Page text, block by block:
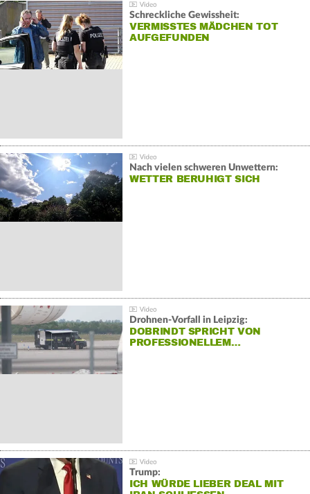
Schreckliche Gewissheit:
VERMISSTES MÄDCHEN TOT
AUFGEFUNDEN
Nach vielen schweren Unwettern:
WETTER BERUHIGT SICH
Drohnen-Vorfall in Leipzig:
DOBRINDT SPRICHT VON
PROFESSIONELLEM…
Trump:
ICH WÜRDE LIEBER DEAL MIT